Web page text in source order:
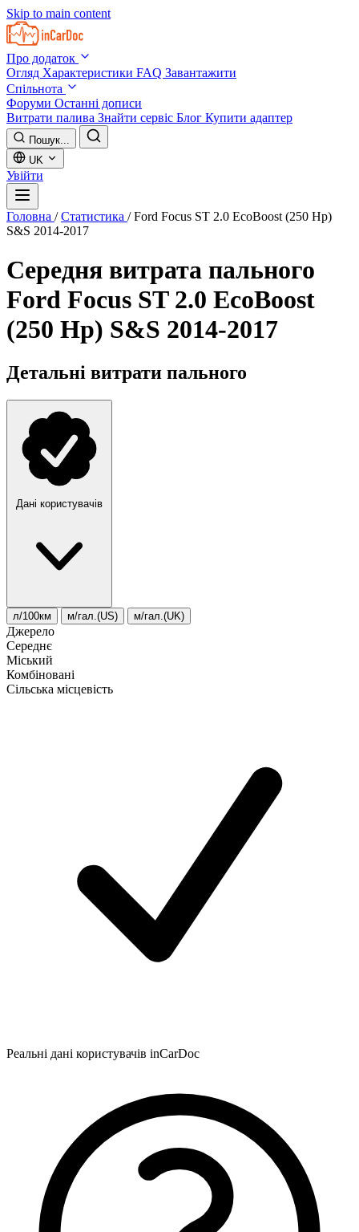
Skip to main content
Про додаток
Огляд Характеристики FAQ Завантажити
Спільнота
Форуми Останні дописи
Витрати палива Знайти сервіс Блог Купити адаптер
Пошук...
UK
Увійти
Головна / Статистика / Ford Focus ST 2.0 EcoBoost (250 Hp)
S&S 2014-2017
Середня витрата пального
Ford Focus ST 2.0 EcoBoost
(250 Hp) S&S 2014-2017
Детальні витрати пального
Дані користувачів
л/100км м/гал.(US) м/гал.(UK)
Джерело
Середнє
Міський
Комбіновані
Сільська місцевість
Реальні дані користувачів inCarDoc